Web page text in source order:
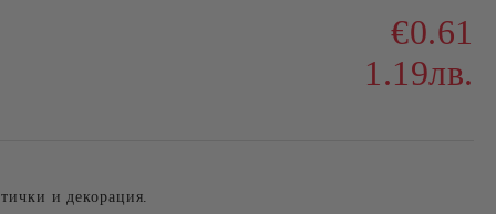
€0.61
1.19лв.
и декорация.